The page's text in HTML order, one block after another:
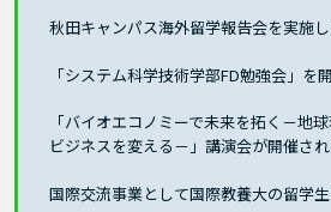
秋田キャンパス海外留学報告会を実施
「システム科学技術学部FD勉強会」を
「バイオエコノミーで未来を拓く－地
ビジネスを変える－」講演会が開催さ
国際交流事業として国際教養大の留学